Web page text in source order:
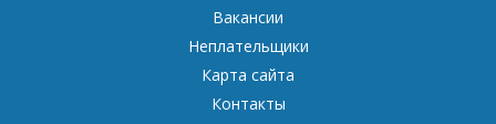
Вакансии
Неплательщики
Карта сайта
Контакты